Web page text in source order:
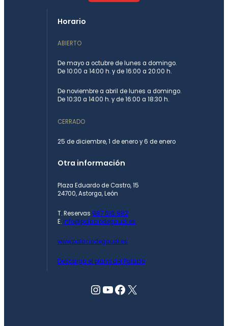
Horario
ABIERTO
De mayo a octubre de lunes a domingo.
De 10:00 a 14:00 h. y de 16:00 a 20:00 h.
De noviembre a abril de lunes a domingo.
De 10:30 a 14:00 h. y de 16:00 a 18:30 h.
CERRADO
25 de diciembre, 1 de enero y 6 de enero
Otra información
Plaza Eduardo de Castro, 15
24700, Astorga, León
T. Reservas 987 616 882
E. info@palaciodegaudi.es
www.palaciodegaudi.es
Descarga el plano del Palacio
Instagram
YouTube
Facebook
X